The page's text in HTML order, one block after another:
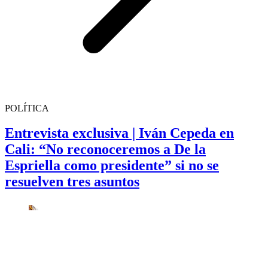
POLÍTICA
Entrevista exclusiva | Iván Cepeda en
Cali: “No reconoceremos a De la
Espriella como presidente” si no se
resuelven tres asuntos